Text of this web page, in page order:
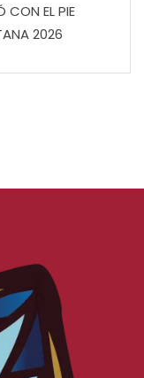
CON EL PIE
2026